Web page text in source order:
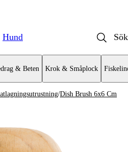
Hund
& Beten Krok & Småplock
Burkar och behållare
/Dish Brush 6x6 Cm